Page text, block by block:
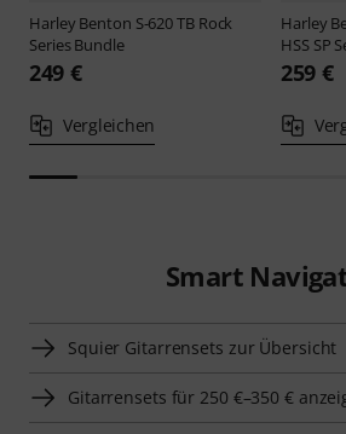
Harley Benton S-620 TB Rock
Series Bundle
249 €
Vergleichen
Harley
HSS SP
259 €
Smart
Squier Gitarrensets zur Übersicht
Gitarrensets für 250 €–350 €